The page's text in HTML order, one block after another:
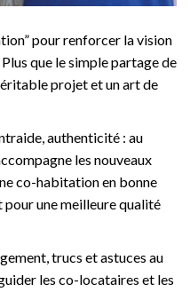
pour renforcer la vision
que le simple partage de
projet et un art de
authenticité : au
les nouveaux
co-habitation en bonne
pour une meilleure qualité
trucs et astuces au
les co-locataires et les